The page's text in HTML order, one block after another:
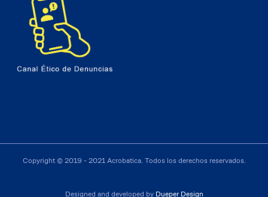
Copyright © 2019 - 2021 Acrobatica. Todos los derechos reservados.
Designed and developed by Dueper Design